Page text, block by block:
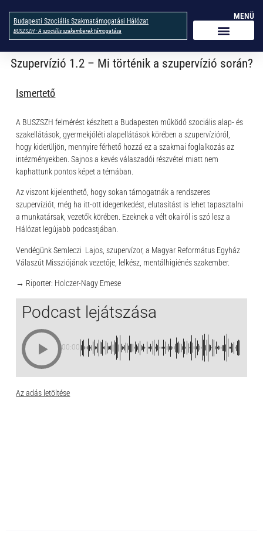
Budapesti Szociális Szakmatámogatási Hálózat
BUSZSZH - A szociális szakemberek támogatása
MENÜ
Szupervízió 1.2 – Mi történik a szupervízió során?
Ismertető
A BUSZSZH felmérést készített a Budapesten működő szociális alap- és
szakellátások, gyermekjóléti alapellátások körében a szupervízióról,
hogy kiderüljön, mennyire férhető hozzá ez a szakmai foglalkozás az
intézményekben. Sajnos a kevés válaszadói részvétel miatt nem
kaphattunk pontos képet a témában.
Az viszont kijelenthető, hogy sokan támogatnák a rendszeres
szupervíziót, még ha itt-ott idegenkedést, elutasítást is lehet tapasztalni
a munkatársak, vezetők körében. Ezeknek a vélt okairól is szó lesz a
Hálózat legújabb podcastjában.
Vendégünk Semleczi Lajos, szupervízor, a Magyar Református Egyház
Válaszút Missziójának vezetője, lelkész, mentálhigiénés szakember.
→ Riporter: Holczer-Nagy Emese
Podcast lejátszása
00:00
Az adás letöltése